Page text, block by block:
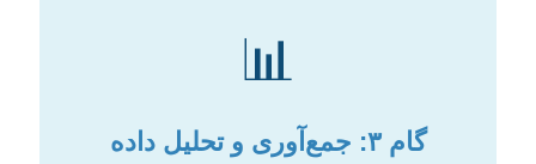
📊
گام ۳: جمع‌آوری و تحلیل داده